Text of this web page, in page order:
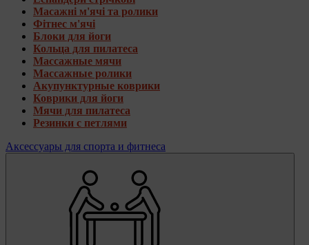
Масажні м'ячі та ролики
Фітнес м'ячі
Блоки для йоги
Кольца для пилатеса
Массажные мячи
Массажные ролики
Акупунктурные коврики
Коврики для йоги
Мячи для пилатеса
Резинки с петлями
Аксессуары для спорта и фитнеса